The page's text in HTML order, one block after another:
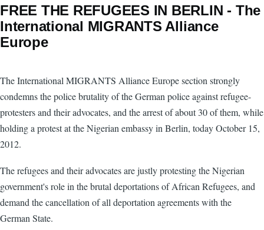
FREE THE REFUGEES IN BERLIN - The
International MIGRANTS Alliance
Europe
The International MIGRANTS Alliance Europe section strongly
condemns the police brutality of the German police against refugee-
protesters and their advocates, and the arrest of about 30 of them, while
holding a protest at the Nigerian embassy in Berlin, today October 15,
2012.
The refugees and their advocates are justly protesting the Nigerian
government's role in the brutal deportations of African Refugees, and
demand the cancellation of all deportation agreements with the
German State.